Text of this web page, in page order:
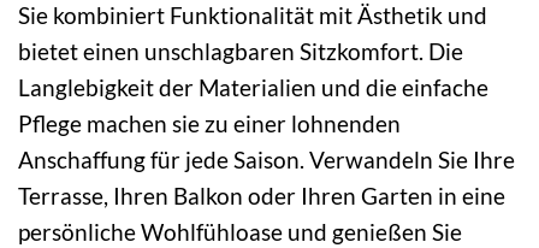
Sie kombiniert Funktionalität mit Ästhetik und
bietet einen unschlagbaren Sitzkomfort. Die
Langlebigkeit der Materialien und die einfache
Pflege machen sie zu einer lohnenden
Anschaffung für jede Saison. Verwandeln Sie Ihre
Terrasse, Ihren Balkon oder Ihren Garten in eine
persönliche Wohlfühloase und genießen Sie